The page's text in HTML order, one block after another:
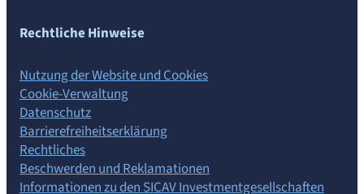
Rechtliche Hinweise
Nutzung der Website und Cookies
Cookie-Verwaltung
Datenschutz
Barrierefreiheits­erklärung
Rechtliches
Beschwerden und Reklamationen
Informationen zu den SICAV Investmentgesellschaften